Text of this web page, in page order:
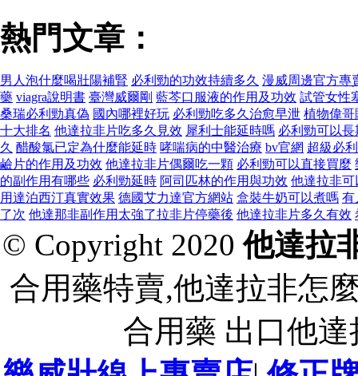
熱門文章：
男人泡什麼喝壯陽補腎 必利勁的功效持續多久 漫威周邊官方專
藥 viagra說明書 臺灣威爾剛 藍芩口服液的作用及功效 試管女性
桑瑞必利勁真偽 國內哪裡好玩 必利勁吃多久治愈早泄 植物偉哥
十大排名 他達拉非片吃多久見效 犀利士能延時嗎 必利勁可以
久 醋酸氯已定為什麼能延時 哮喘病的中醫治療 bv官網 超級必
鹼片的作用及功效 他達拉非片偶爾吃一顆 必利勁可以直接買麼
的副作用有哪些 必利勁延時 阿司匹林的作用與功效 他達拉非可
用達泊西汀真實效果 德國艾力達官方網站 盒裝牛奶可以煮嗎 有
了次 他達那非副作用太強了拉非片停藥後 他達拉非片多久有效
© Copyright 2020他達拉
合用藥特賣,他達拉非怎
合用藥 出口他